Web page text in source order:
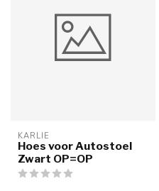
KARLIE
Hoes voor Autostoel
Zwart OP=OP